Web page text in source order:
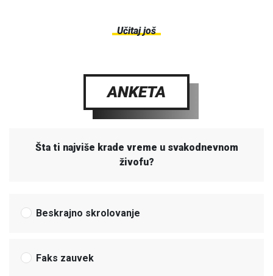
Učitaj još
ANKETA
Šta ti najviše krade vreme u svakodnevnom
živofu?
Beskrajno skrolovanje
Faks zauvek